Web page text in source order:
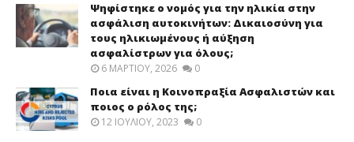
Ψηφίστηκε ο νομός για την ηλικία στην
ασφάλιση αυτοκινήτων: Δικαιοσύνη για
τους ηλικιωμένους ή αύξηση
ασφαλίστρων για όλους;
6 ΜΑΡΤΊΟΥ, 2026 0
Ποια είναι η Κοινοπραξία Ασφαλιστών και
ποιος ο ρόλος της;
12 ΙΟΥΛΊΟΥ, 2023 0